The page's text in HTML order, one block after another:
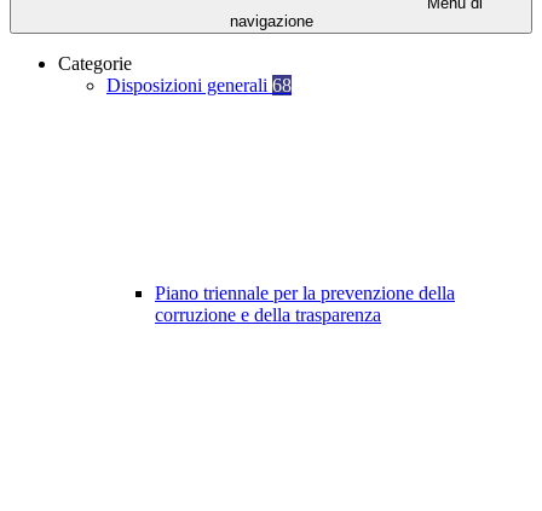
navigazione
Categorie
Disposizioni generali 68
Piano triennale per la prevenzione della
corruzione e della trasparenza